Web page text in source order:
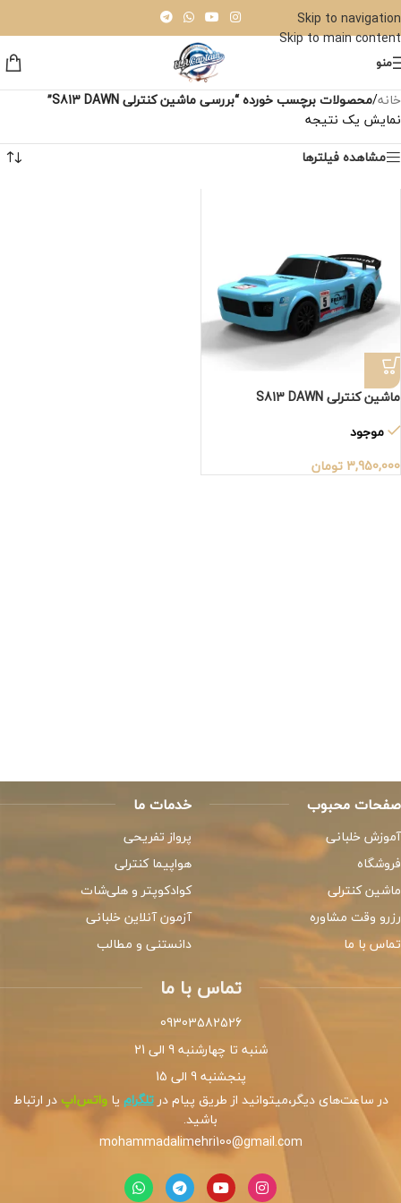
Skip to navigation
Skip to main content
منو
خانه/محصولات برچسب خورده “بررسی ماشین کنترلی S813 DAWN”
نمایش یک نتیجه
مشاهده فیلترها
ماشین کنترلی S813 DAWN
موجود
3,950,000 تومان
صفحات محبوب
آموزش خلبانی
فروشگاه
ماشین کنترلی
رزرو وقت مشاوره
تماس با ما
خدمات ما
پرواز تفریحی
هواپیما کنترلی
کوادکوپتر و هلی‌شات
آزمون آنلاین خلبانی
دانستنی و مطالب
تماس با ما
09303582526
شنبه تا چهارشنبه 9 الی 21
پنجشنبه 9 الی 15
در ساعت‌های دیگر،میتوانید از طریق پیام درتلگرام یاواتس‌اپدر ارتباط
باشید.
mohammadalimehri100@gmail.com